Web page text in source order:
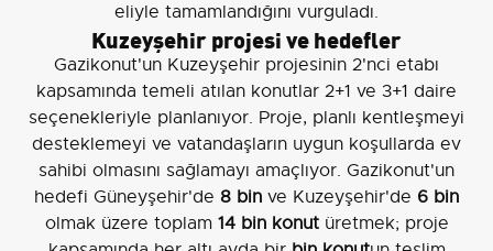
eliyle tamamlandığını vurguladı.
Kuzeyşehir projesi ve hedefler
Gazikonut'un Kuzeyşehir projesinin 2'nci etabı
kapsamında temeli atılan konutlar 2+1 ve 3+1 daire
seçenekleriyle planlanıyor. Proje, planlı kentleşmeyi
desteklemeyi ve vatandaşların uygun koşullarda ev
sahibi olmasını sağlamayı amaçlıyor. Gazikonut'un
hedefi Güneyşehir'de 8 bin ve Kuzeyşehir'de 6 bin
olmak üzere toplam 14 bin konutüretmek; proje